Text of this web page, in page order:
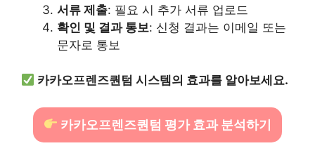
서류 제출: 필요 시 추가 서류 업로드
확인 및 결과 통보: 신청 결과는 이메일 또는
문자로 통보
카카오프렌즈퀀텀 시스템의 효과를 알아보세요.
카카오프렌즈퀀텀 평가 효과 분석하기